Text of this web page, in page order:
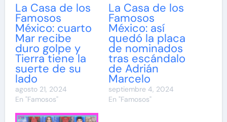
La Casa de los
Famosos
México: cuarto
Mar recibe
duro golpe y
Tierra tiene la
suerte de su
lado
agosto 21, 2024
En "Famosos"
La Casa de los
Famosos
México: así
quedó la placa
de nominados
tras escándalo
de Adrián
Marcelo
septiembre 4, 2024
En "Famosos"